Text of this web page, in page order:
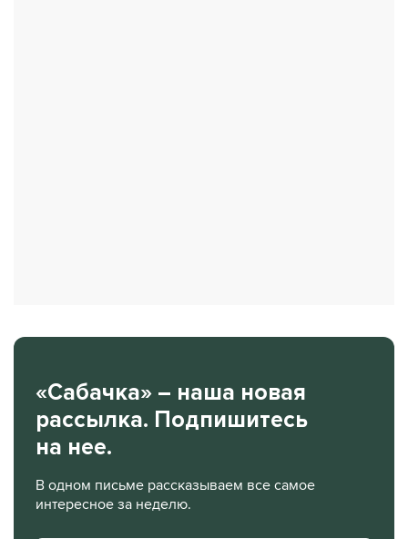
«Сабачка» – наша новая
рассылка. Подпишитесь
на нее.
В одном письме рассказываем все самое
интересное за неделю.